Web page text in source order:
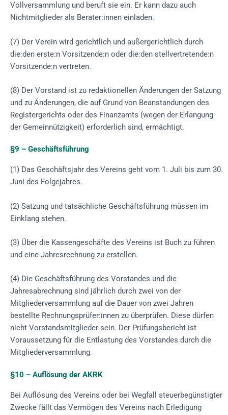
Vollversammlung und beruft sie ein. Er kann dazu auch
Nichtmitglieder als Berater:innen einladen.
(7) Der Verein wird gerichtlich und außergerichtlich durch
die:den erste:n Vorsitzende:n oder die:den stellvertretende:n
Vorsitzende:n vertreten.
(8) Der Vorstand ist zu redaktionellen Änderungen der Satzung
und zu Änderungen, die auf Grund von Beanstandungen des
Registergerichts oder des Finanzamts (wegen der Erlangung
der Gemeinnützigkeit) erforderlich sind, ermächtigt.
§9 – Geschäftsführung
(1) Das Geschäftsjahr des Vereins geht vom 1. Juli bis zum 30.
Juni des Folgejahres.
(2) Satzung und tatsächliche Geschäftsführung müssen im
Einklang stehen.
(3) Über die Kassengeschäfte des Vereins ist Buch zu führen
und eine Jahresrechnung zu erstellen.
(4) Die Geschäftsführung des Vorstandes und die
Jahresabrechnung sind jährlich durch zwei von der
Mitgliederversammlung auf die Dauer von zwei Jahren
bestellte Rechnungsprüfer:innen zu überprüfen. Diese dürfen
nicht Vorstandsmitglieder sein. Der Prüfungsbericht ist
Voraussetzung für die Entlastung des Vorstandes durch die
Mitgliederversammlung.
§10 – Auflösung der AKRK
Bei Auflösung des Vereins oder bei Wegfall steuerbegünstigter
Zwecke fällt das Vermögen des Vereins nach Erledigung